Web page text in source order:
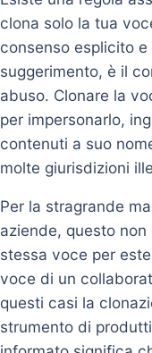
clona solo la tua
consenso esplicito
suggerimento, è il
abuso. Clonare la
per impersonarlo,
contenuti a suo
molte giurisdizioni
Per la stragrande
aziende, questo
stessa voce per
voce di un
questi casi la
strumento di